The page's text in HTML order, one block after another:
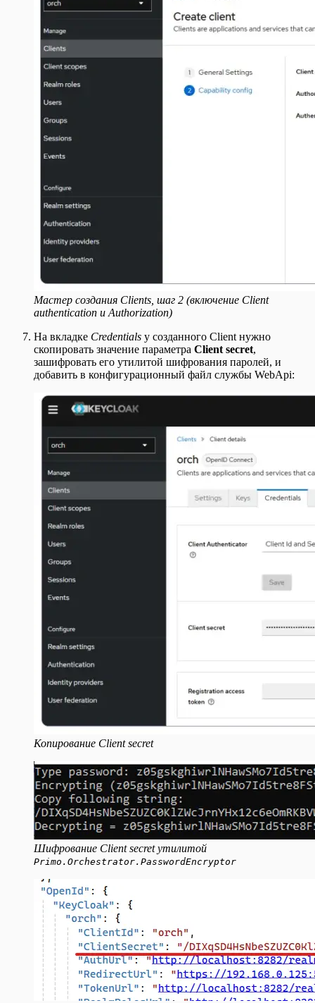
Мастер создания Clients, шаг 2 (включение Client
authentication и Authorization)
На вкладке Credentials у созданного Client нужно
скопировать значение параметра Client secret,
зашифровать его утилитой шифрования паролей, и
добавить в конфигурационный файл службы WebApi:
Копирование Client secret
Шифрование Client secret утилитой
Primo.Orchestrator.PasswordEncryptor